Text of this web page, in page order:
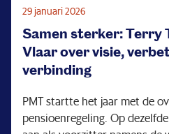
29 januari 2026
Samen sterker: Terry
Vlaar over visie,
verbinding
PMT startte het jaar met de
pensioenregeling. Op